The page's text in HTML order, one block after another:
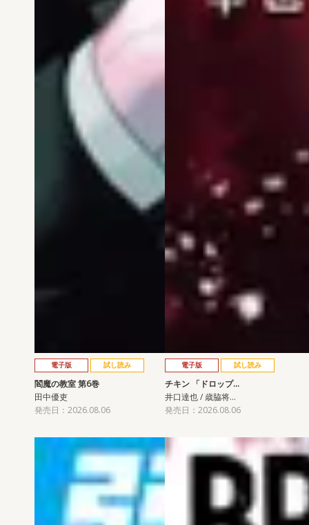
電子版 試し読み
閻魔の教室 第6巻
田中優吏
発売日：2026.08.06
電子版 試し読み
チキン 「ドロップ…
井口達也 / 歳脇将…
発売日：2026.08.06